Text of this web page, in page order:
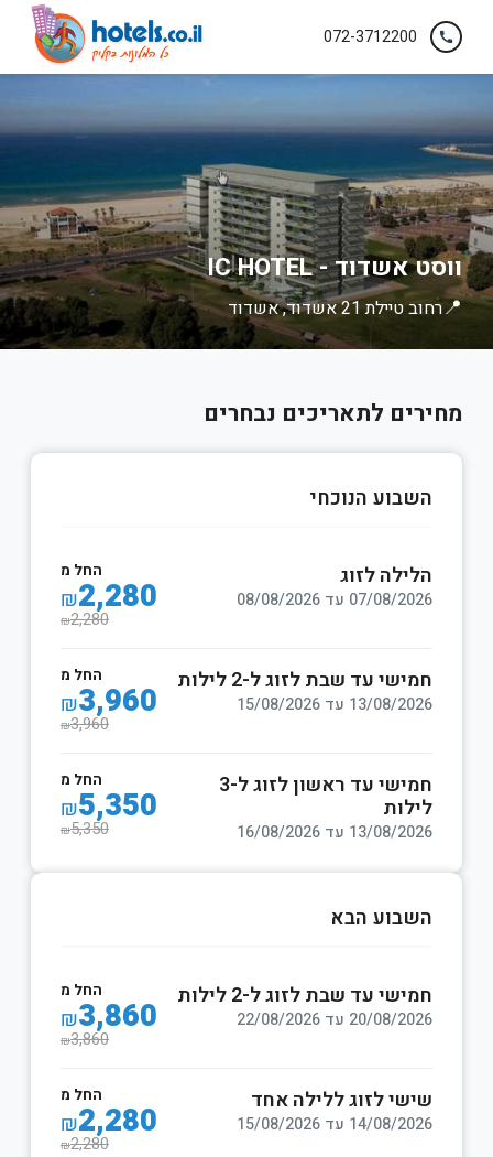
call
072-3712200
ווסט אשדוד - IC HOTEL
📍רחוב טיילת 21 אשדוד, אשדוד
מחירים לתאריכים נבחרים
השבוע הנוכחי
הלילה לזוג
07/08/2026 עד 08/08/2026
החל מ
₪2,280
₪2,280
חמישי עד שבת לזוג ל-2 לילות
13/08/2026 עד 15/08/2026
החל מ
₪3,960
₪3,960
חמישי עד ראשון לזוג ל-3
לילות
13/08/2026 עד 16/08/2026
החל מ
₪5,350
₪5,350
השבוע הבא
חמישי עד שבת לזוג ל-2 לילות
20/08/2026 עד 22/08/2026
החל מ
₪3,860
₪3,860
שישי לזוג ללילה אחד
14/08/2026 עד 15/08/2026
החל מ
₪2,280
₪2,280